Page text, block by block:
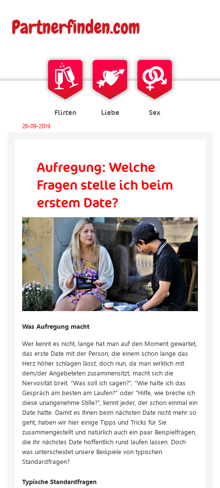
Flirten Liebe Sex
26-09-2019
Aufregung: Welche
Fragen stelle ich beim
erstem Date?
Was Aufregung macht
Wer kennt es nicht, lange hat man auf den Moment gewartet,
das erste Date mit der Person, die einem schon lange das
Herz höher schlagen lässt, doch nun, da man wirklich mit
dem/der Angebeteten zusammensitzt, macht sich die
Nervosität breit. “Was soll ich sagen?”, “Wie halte ich das
Gespräch am besten am Laufen?” oder “Hilfe, wie breche ich
diese unangenehme Stille?”, kennt jeder, der schon einmal ein
Date hatte. Damit es Ihnen beim nächsten Date nicht mehr so
geht, haben wir hier einige Tipps und Tricks für Sie
zusammengestellt und natürlich auch ein paar Beispielfragen,
die Ihr nächstes Date hoffentlich rund laufen lassen. Doch
was unterscheidet unsere Beispiele von typischen
Standardfragen?
Typische Standardfragen